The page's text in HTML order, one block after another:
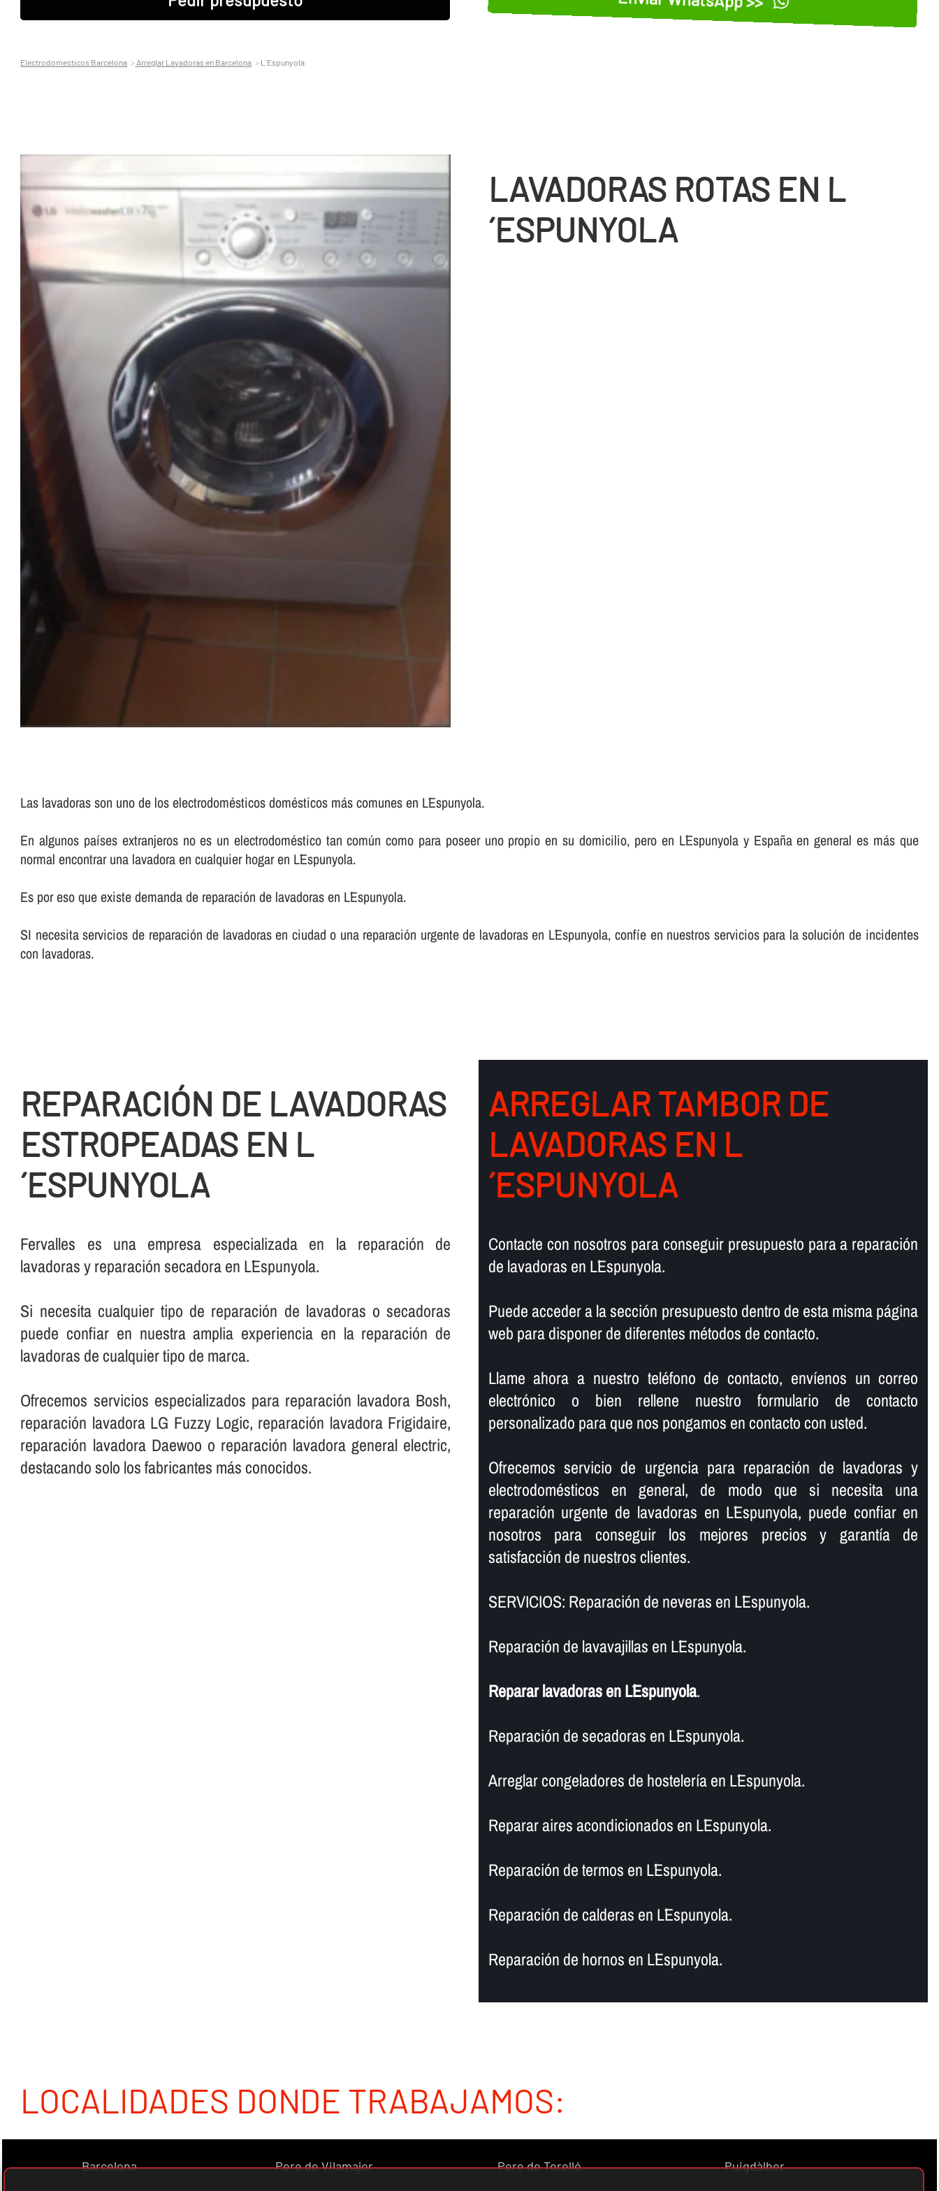
Electrodomesticos Barcelona Arreglar Lavadoras en Barcelona L´Espunyola
LAVADORAS ROTAS EN L
´ESPUNYOLA
Las lavadoras son uno de los electrodomésticos domésticos más comunes en L´Espunyola.
En algunos paí­ses extranjeros no es un electrodoméstico tan común como para poseer uno propio en su domicilio, pero en L´Espunyola y España en general es más que
normal encontrar una lavadora en cualquier hogar en L´Espunyola.
Es por eso que existe demanda de reparación de lavadoras en L´Espunyola.
SI necesita servicios de reparación de lavadoras en ciudad o una reparación urgente de lavadoras en L´Espunyola, confí­e en nuestros servicios para la solución de incidentes
con lavadoras.
REPARACIÓN DE LAVADORAS
ESTROPEADAS EN L
´ESPUNYOLA
Fervalles es una empresa especializada en la reparación de
lavadoras y reparación secadora en L´Espunyola.
Si necesita cualquier tipo de reparación de lavadoras o secadoras
puede confiar en nuestra amplia experiencia en la reparación de
lavadoras de cualquier tipo de marca.
Ofrecemos servicios especializados para reparación lavadora Bosh,
reparación lavadora LG Fuzzy Logic, reparación lavadora Frigidaire,
reparación lavadora Daewoo o reparación lavadora general electric,
destacando solo los fabricantes más conocidos.
ARREGLAR TAMBOR DE
LAVADORAS EN L
´ESPUNYOLA
Contacte con nosotros para conseguir presupuesto para a reparación
de lavadoras en L´Espunyola.
Puede acceder a la sección presupuesto dentro de esta misma página
web para disponer de diferentes métodos de contacto.
Llame ahora a nuestro teléfono de contacto, enví­enos un correo
electrónico o bien rellene nuestro formulario de contacto
personalizado para que nos pongamos en contacto con usted.
Ofrecemos servicio de urgencia para reparación de lavadoras y
electrodomésticos en general, de modo que si necesita una
reparación urgente de lavadoras en L´Espunyola, puede confiar en
nosotros para conseguir los mejores precios y garantí­a de
satisfacción de nuestros clientes.
SERVICIOS: Reparación de neveras en L´Espunyola.
Reparación de lavavajillas en L´Espunyola.
Reparar lavadoras en L´Espunyola.
Reparación de secadoras en L´Espunyola.
Arreglar congeladores de hostelerí­a en L´Espunyola.
Reparar aires acondicionados en L´Espunyola.
Reparación de termos en L´Espunyola.
Reparación de calderas en L´Espunyola.
Reparación de hornos en L´Espunyola.
LOCALIDADES DONDE TRABAJAMOS:
Barcelona Pere de Vilamajor Pere de Torelló Puigdàlber